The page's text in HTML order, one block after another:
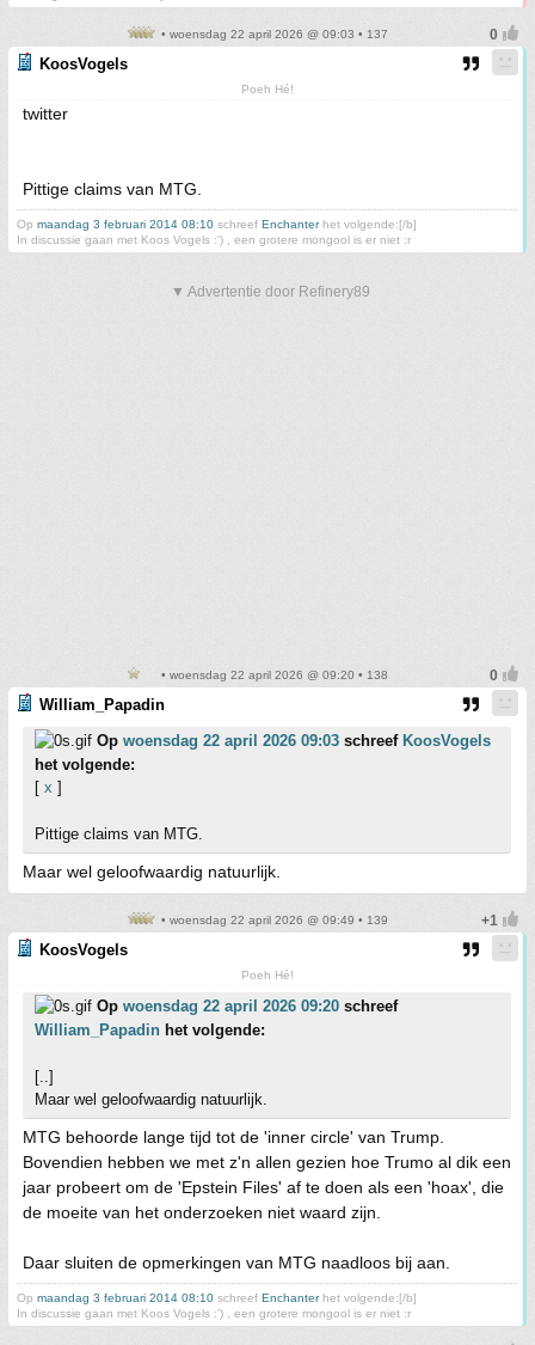
• woensdag 22 april 2026 @ 09:03 • 137
KoosVogels
Poeh Hé!
twitter
Pittige claims van MTG.
Op maandag 3 februari 2014 08:10 schreef Enchanterhet volgende:[/b]
In discussie gaan met Koos Vogels :') , een grotere mongool is er niet :r
▼ Advertentie door Refinery89
• woensdag 22 april 2026 @ 09:20 • 138
William_Papadin
Op woensdag 22 april 2026 09:03 schreef KoosVogels
het volgende:
[ x ]
Pittige claims van MTG.
Maar wel geloofwaardig natuurlijk.
• woensdag 22 april 2026 @ 09:49 • 139
KoosVogels
Poeh Hé!
Op woensdag 22 april 2026 09:20 schreef
William_Papadin het volgende:
[..]
Maar wel geloofwaardig natuurlijk.
MTG behoorde lange tijd tot de 'inner circle' van Trump.
Bovendien hebben we met z'n allen gezien hoe Trumo al dik een
jaar probeert om de 'Epstein Files' af te doen als een 'hoax', die
de moeite van het onderzoeken niet waard zijn.
Daar sluiten de opmerkingen van MTG naadloos bij aan.
Op maandag 3 februari 2014 08:10 schreef Enchanterhet volgende:[/b]
In discussie gaan met Koos Vogels :') , een grotere mongool is er niet :r